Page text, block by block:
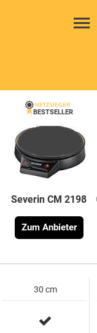
BESTSELLER
Severin CM 2198
Zum Anbieter
30 cm